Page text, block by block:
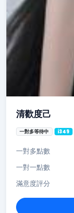
清歡度己
一對多等待中 i349
一對多點數
一對一點數
滿意度評分